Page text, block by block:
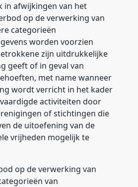
in afwijkingen van het
op de verwerking van
categorieën
worden voorzien
zijn uitdrukkelijke
geeft of in geval van
met name wanneer
wordt verricht in het kader
activiteiten door
of stichtingen die
de uitoefening van de
vrijheden mogelijk te
op de verwerking van
van